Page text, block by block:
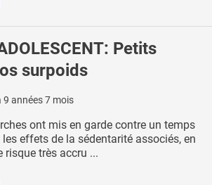
Petits
surpoids
9 années 7 mois
ont mis en garde contre un temps
les effets de la sédentarité associés, en
risque très accru ...